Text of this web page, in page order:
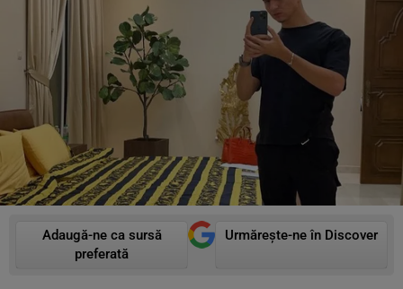
Adaugă-ne ca sursă
preferată
Urmărește-ne în Discover